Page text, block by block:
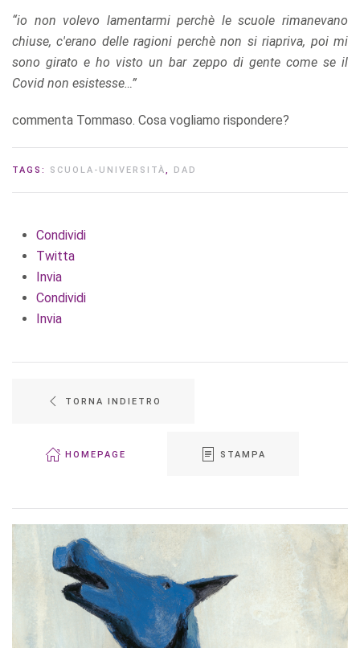
“io non volevo lamentarmi perchè le scuole rimanevano
chiuse, c'erano delle ragioni perchè non si riapriva, poi mi
sono girato e ho visto un bar zeppo di gente come se il
Covid non esistesse…”
commenta Tommaso. Cosa vogliamo rispondere?
TAGS: SCUOLA-UNIVERSITÀ, DAD
Condividi
Twitta
Invia
Condividi
Invia
TORNA INDIETRO
HOMEPAGE STAMPA